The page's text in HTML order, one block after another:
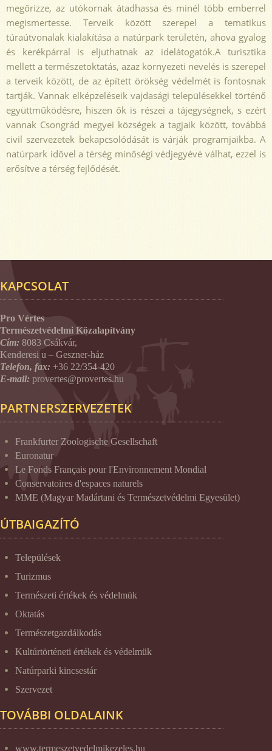
megőrizze, az utókornak átadhassa és minél több emberrel
megismertesse. Terveik között szerepel a tematikus
túraútvonalak kialakítása a natúrpark területén, ahova gyalog
és kerékpárral is eljuthatnak az idelátogatók.A turisztika
mellett a természetoktatás, azaz környezeti nevelés is szerepel
a terveik között, de az épített örökség védelmét is fontosnak
tartják. Vannak elképzeléseik vajdasági településekkel történő
együttműködésre, hiszen ők is részei a tájegységnek, s ezért
vannak Csongrád megyei községek a tagjaik között, továbbá
civil szervezetek bekapcsolódását is várják programjaikba. A
natúrpark idővel a térség minőségi védjegyévé válhat, ezzel is
erősítve a térség fejlődését.
KAPCSOLAT
Pro Vértes
Természetvédelmi Közalapítvány
Cím: 8083 Csákvár,
Kenderesi u – Geszner-ház
Telefon, fax: +36 22/354-420
E-mail: provertes@provertes.hu
PARTNERSZERVEZETEK
Frankfurter Zoologische Gesellschaft
Euronatur
Le Fonds Français pour l'Environnement Mondial
Conservatoires d'espaces naturels
MME (Magyar Madártani és Természetvédelmi Egyesület)
ÚTBAIGAZÍTÓ
Települések
Turizmus
Természeti értékek és védelmük
Oktatás
Természetgazdálkodás
Kultúrtörténeti értékek és védelmük
Natúrparki kincsestár
Szervezet
TOVÁBBI OLDALAINK
www.termeszetvedelmikezeles.hu